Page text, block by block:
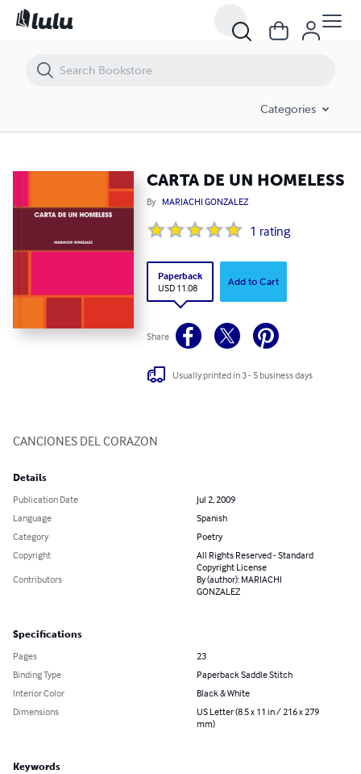
Categories
CARTA DE UN HOMELESS
By MARIACHI GONZALEZ
1 rating
Paperback
USD 11.08
Add to Cart
Share
Usually printed in 3 - 5 business days
CANCIONES DEL CORAZON
Details
Publication Date
Jul 2, 2009
Language
Spanish
Category
Poetry
Copyright
All Rights Reserved - Standard
Copyright License
Contributors
By (author): MARIACHI
GONZALEZ
Specifications
Pages
23
Binding Type
Paperback Saddle Stitch
Interior Color
Black & White
Dimensions
US Letter (8.5 x 11 in / 216 x 279
mm)
Keywords
CARTA DE UN HOMELESS